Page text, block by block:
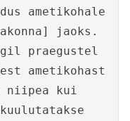
ametikohale
jaoks.
praegustel
ametikohast
niipea kui